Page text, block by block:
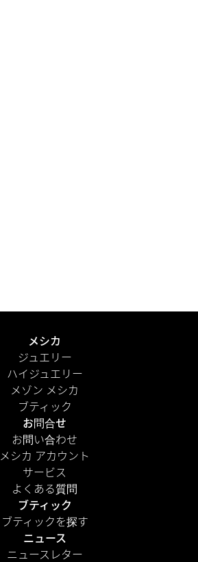
もっと見る
メシカ
ジュエリー
ハイジュエリー
メゾン メシカ
ブティック
お問合せ
お問い合わせ
メシカ アカウント
サービス
よくある質問
ブティック
ブティックを探す
ニュース
ニュースレター